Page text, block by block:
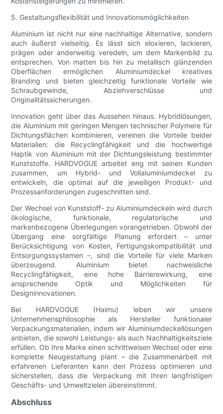
5. Gestaltungsflexibilität und Innovationsmöglichkeiten
Aluminium ist nicht nur eine nachhaltige Alternative, sondern
auch äußerst vielseitig. Es lässt sich eloxieren, lackieren,
prägen oder anderweitig veredeln, um dem Markenbild zu
entsprechen. Von matten bis hin zu metallisch glänzenden
Oberflächen ermöglichen Aluminiumdeckel kreatives
Branding und bieten gleichzeitig funktionale Vorteile wie
Schraubgewinde, Abziehverschlüsse und
Originalitätssicherungen.
Innovation geht über das Aussehen hinaus. Hybridlösungen,
die Aluminium mit geringen Mengen technischer Polymere für
Dichtungsflächen kombinieren, vereinen die Vorteile beider
Materialien: die Recyclingfähigkeit und die hochwertige
Haptik von Aluminium mit der Dichtungsleistung bestimmter
Kunststoffe. HARDVOGUE arbeitet eng mit seinen Kunden
zusammen, um Hybrid- und Vollaluminiumdeckel zu
entwickeln, die optimal auf die jeweiligen Produkt- und
Prozessanforderungen zugeschnitten sind.
Der Wechsel von Kunststoff- zu Aluminiumdeckeln wird durch
ökologische, funktionale, regulatorische und
markenbezogene Überlegungen vorangetrieben. Obwohl der
Übergang eine sorgfältige Planung erfordert – unter
Berücksichtigung von Kosten, Fertigungskompatibilität und
Entsorgungssystemen –, sind die Vorteile für viele Marken
überzeugend. Aluminium bietet nachweisliche
Recyclingfähigkeit, eine hohe Barrierewirkung, eine
ansprechende Optik und Möglichkeiten für
Designinnovationen.
Bei HARDVOGUE (Haimu) leben wir unsere
Unternehmensphilosophie als Hersteller funktionaler
Verpackungsmaterialien, indem wir Aluminiumdeckellösungen
anbieten, die sowohl Leistungs- als auch Nachhaltigkeitsziele
erfüllen. Ob Ihre Marke einen schrittweisen Wechsel oder eine
komplette Neugestaltung plant – die Zusammenarbeit mit
erfahrenen Lieferanten kann den Prozess optimieren und
sicherstellen, dass die Verpackung mit Ihren langfristigen
Geschäfts- und Umweltzielen übereinstimmt.
Abschluss